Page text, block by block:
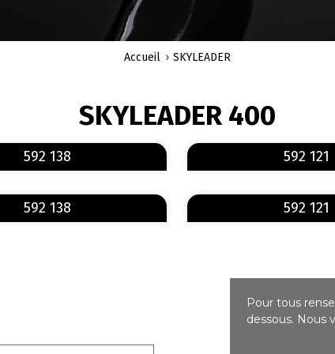
Accueil SKYLEADER
SKYLEADER 400
592 138 592 121
592 138 592 121
Pour tous
dessous. Nous